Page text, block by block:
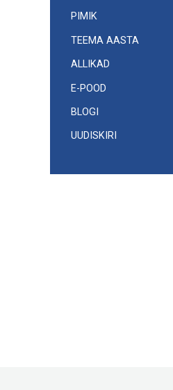
PIMIK
TEEMA AASTA
ALLIKAD
E-POOD
BLOGI
UUDISKIRI